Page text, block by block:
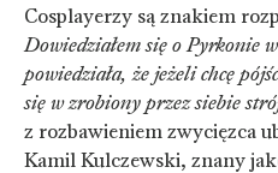
Cosplayerzy są znakiem
Dowiedziałem się o Pyrkonie
powiedziała, że jeżeli chcę
się w zrobiony przez siebie
z rozbawieniem zwycięzca
Kamil Kulczewski, znany